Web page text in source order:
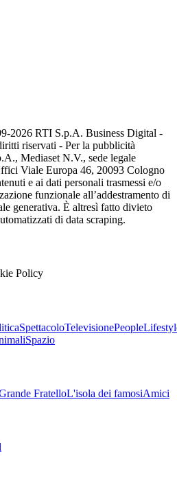
2026 RTI S.p.A. Business Digital -
riservati - Per la pubblicità
Mediaset N.V., sede legale
Viale Europa 46, 20093 Cologno
e ai dati personali trasmessi e/o
funzionale all’addestramento di
generativa. È altresì fatto divieto
di data scraping.
Policy
SpettacoloTelevisionePeople
Spazio
FratelloL'isola dei famosiAmici